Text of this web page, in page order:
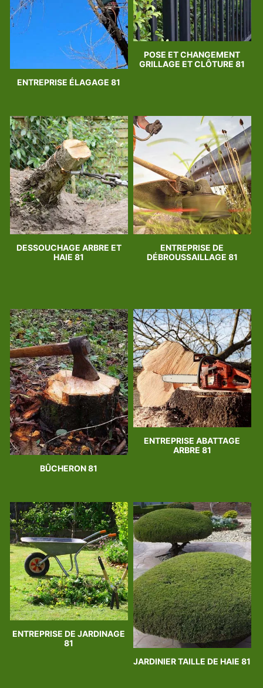
ENTREPRISE ÉLAGAGE 81
POSE ET CHANGEMENT
GRILLAGE ET CLÔTURE 81
DESSOUCHAGE ARBRE ET
HAIE 81
ENTREPRISE DE
DÉBROUSSAILLAGE 81
BÛCHERON 81
ENTREPRISE ABATTAGE
ARBRE 81
ENTREPRISE DE JARDINAGE
81
JARDINIER TAILLE DE HAIE 81